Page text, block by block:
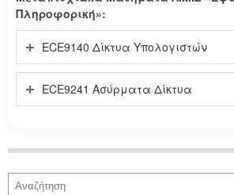
Πληροφορική»:
ECE9140 Δίκτυα Υπολογιστών
ECE9241 Ασύρματα Δίκτυα
Αναζήτηση